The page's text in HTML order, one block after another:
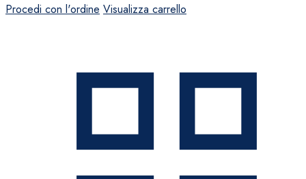
Procedi con l'ordine Visualizza carrello